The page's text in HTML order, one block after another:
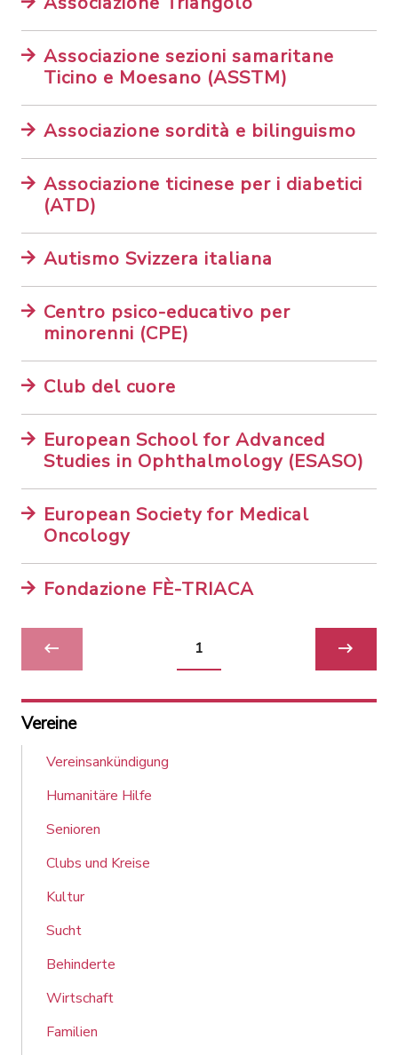
Associazione sezioni samaritane
Ticino e Moesano (ASSTM)
Associazione sordità e bilinguismo
Associazione ticinese per i diabetici
(ATD)
Autismo Svizzera italiana
Centro psico-educativo per
minorenni (CPE)
Club del cuore
European School for Advanced
Studies in Ophthalmology (ESASO)
European Society for Medical
Oncology
Fondazione FÈ-TRIACA
1
Vereine
Vereinsankündigung
Humanitäre Hilfe
Senioren
Clubs und Kreise
Kultur
Sucht
Behinderte
Wirtschaft
Familien